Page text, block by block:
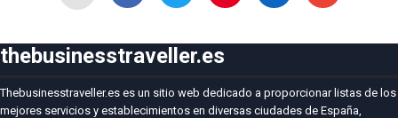
thebusinesstraveller.es
Thebusinesstraveller.es es un sitio web dedicado a proporcionar listas de los
mejores servicios y establecimientos en diversas ciudades de España,